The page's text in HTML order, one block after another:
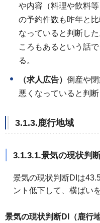
や内容（料理や飲料
の予約件数も昨年と
なっていると判断し
ころもあるという話
る。
（求人広告） 倒産や
悪くなっていると判断
3.1.3.鹿行地域
3.1.3.1.景気の現状判
景気の現状判断DIは
ント低下して、横ばい
景気の現状判断DI（鹿行地